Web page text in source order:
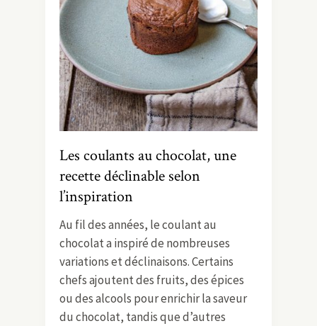
Les coulants au chocolat, une
recette déclinable selon
l’inspiration
Au fil des années, le coulant au
chocolat a inspiré de nombreuses
variations et déclinaisons. Certains
chefs ajoutent des fruits, des épices
ou des alcools pour enrichir la saveur
du chocolat, tandis que d’autres